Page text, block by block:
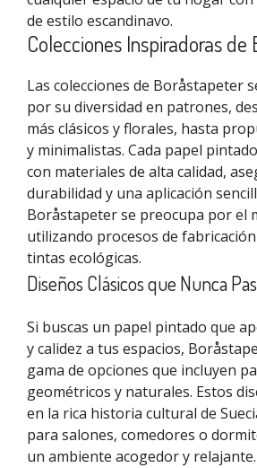
de estilo escandinavo.
Colecciones Inspiradoras
Las colecciones de Boråstapeter
por su diversidad en patrones,
más clásicos y florales, hasta
y minimalistas. Cada papel
con materiales de alta calidad,
durabilidad y una aplicación
Boråstapeter se preocupa por el
utilizando procesos de
tintas ecológicas.
Diseños Clásicos que Nunca
Si buscas un papel pintado que
y calidez a tus espacios,
gama de opciones que incluyen
geométricos y naturales. Estos
en la rica historia cultural de
para salones, comedores o
un ambiente acogedor y relajante.